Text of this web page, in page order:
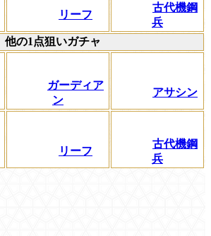
リーフ
古代機鋼
兵
他の1点狙いガチャ
ガーディア
ン
アサシン
リーフ
古代機鋼
兵